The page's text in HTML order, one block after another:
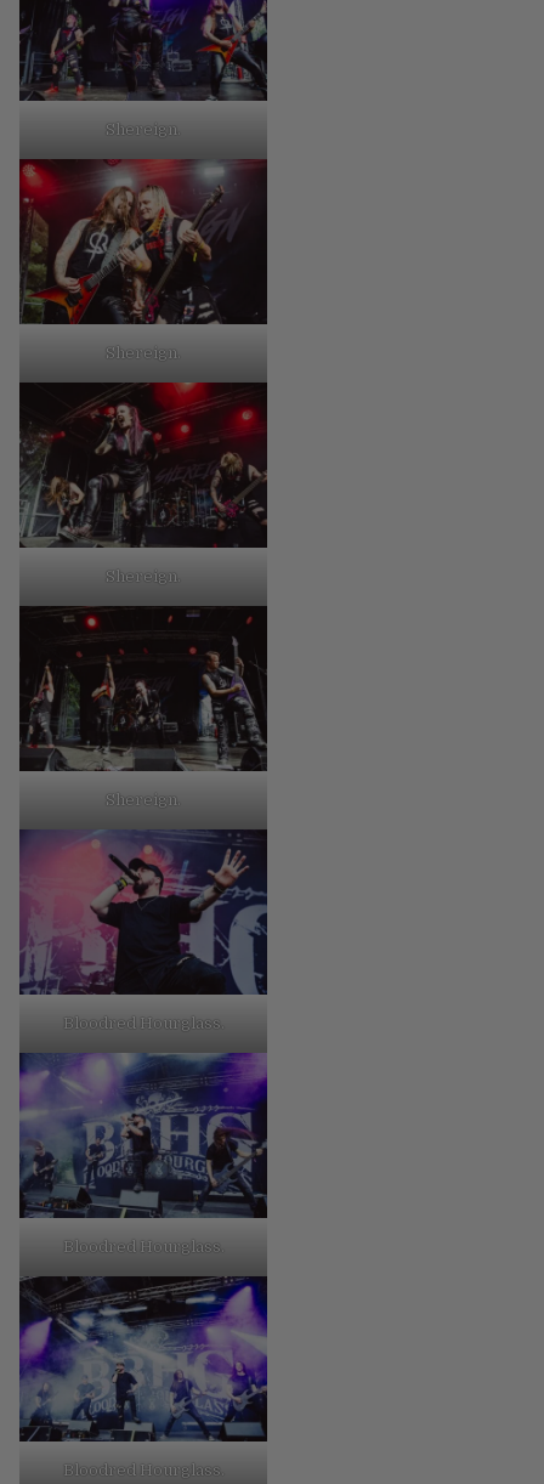
Shereign.
Shereign.
Shereign.
Shereign.
Bloodred Hourglass.
Bloodred Hourglass.
Bloodred Hourglass.